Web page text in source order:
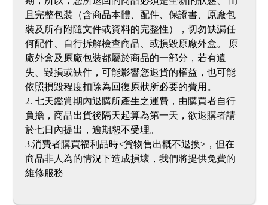
且完整包裝（含商品本體、配件、保證書、原廠包
裝及所有附隨文件或資料的完整性），切勿缺漏任
何配件、自行拆解檢查商品、或損毀原廠外盒。 原
廠外盒及原廠包裝都屬於商品的一部分，若有遺
失、毀損或缺件，可能影響您退貨的權益，也可能
依照損毀程度扣除為回復原狀所必要的費用。
2. 七天鑑賞期內退購所產生之運費，由購買者自行
負擔，商品出貨後隔天起算為第一天，欲退購者請
於七日內提出，逾期恕不受理。
3.消費者購買福利品時<貨物售出概不退換>，但在
商品非人為的情況下造成損壞，我們將提供免費的
維修服務